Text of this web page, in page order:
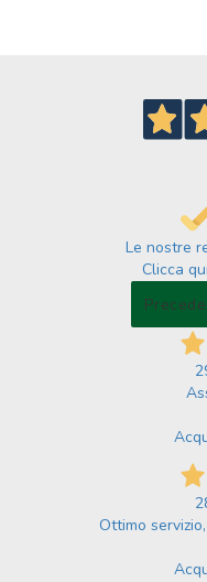
Le nostre
Clicca
Ottimo